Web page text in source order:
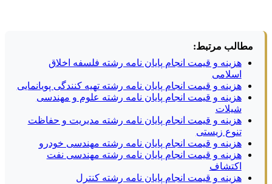
مطالب مرتبط:
هزینه و قیمت انجام پایان نامه رشته فلسفه اخلاق
اسلامی
هزینه و قیمت انجام پایان نامه رشته تهیه کنندگی پویانمایی
هزینه و قیمت انجام پایان نامه رشته علوم و مهندسی
شیلات
هزینه و قیمت انجام پایان نامه رشته مدیریت و حفاظت
تنوع زیستی
هزینه و قیمت انجام پایان نامه رشته مهندسی خودرو
هزینه و قیمت انجام پایان نامه رشته مهندسی نفت
اکتشاف
هزینه و قیمت انجام پایان نامه رشته کنترل